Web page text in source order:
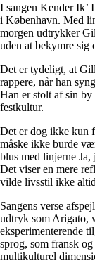
I sangen Kender Ik’
i København. Med
morgen udtrykker
uden at bekymre sig
Det er tydeligt, at
rappere, når han
Han er stolt af sin
festkultur.
Det er dog ikke kun
måske ikke burde
blus med linjerne
Det viser en mere
vilde livsstil ikke
Sangens verse
udtryk som Arigato,
eksperimenterende
sprog, som fransk
multikulturel